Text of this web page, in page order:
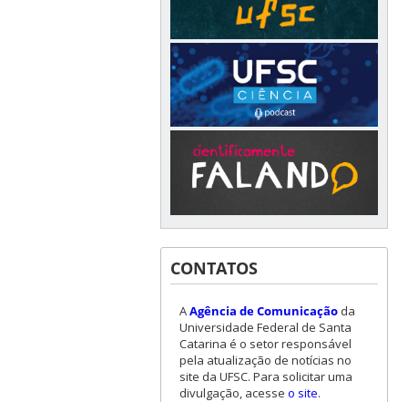
CONTATOS
AAgência de Comunicaçãoda
Universidade Federal de Santa
Catarina é o setor responsável
pela atualização de notícias no
site da UFSC. Para solicitar uma
divulgação, acesse o site.